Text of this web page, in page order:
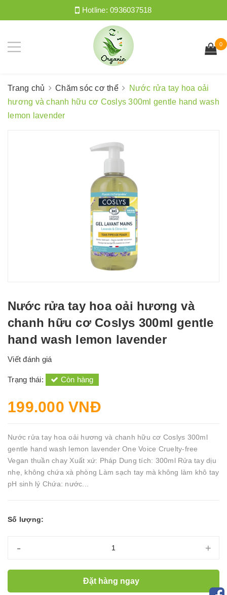
Hotline:0936037518
0
Trang chủ Chăm sóc cơ thể
Nước rửa tay hoa oải
hương và chanh hữu cơ Coslys 300ml gentle hand wash
lemon lavender
Nước rửa tay hoa oải hương và
chanh hữu cơ Coslys 300ml gentle
hand wash lemon lavender
Viết đánh giá
Trạng thái: Còn hàng
199.000 VNĐ
Nước rửa tay hoa oải hương và chanh hữu cơ Coslys 300ml
gentle hand wash lemon lavender One Voice Cruelty-free
Vegan thuần chay Xuất xứ: Pháp Dung tích: 300ml Rửa tay dịu
nhẹ, không chứa xà phòng Làm sạch tay mà không làm khô tay
pH sinh lý Chứa: nước...
Số lượng:
- +
Đặt hàng ngay